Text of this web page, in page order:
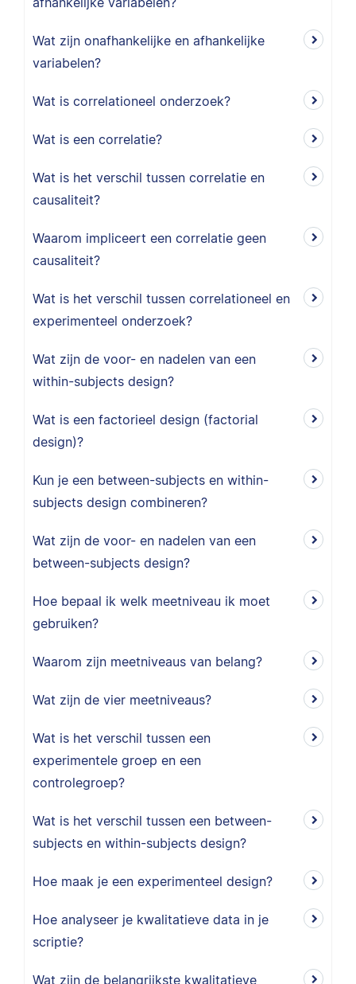
Wat zijn onafhankelijke en afhankelijke
variabelen?
Wat is correlationeel onderzoek?
Wat is een correlatie?
Wat is het verschil tussen correlatie en
causaliteit?
Waarom impliceert een correlatie geen
causaliteit?
Wat is het verschil tussen correlationeel en
experimenteel onderzoek?
Wat zijn de voor- en nadelen van een
within-subjects design?
Wat is een factorieel design (factorial
design)?
Kun je een between-subjects en within-
subjects design combineren?
Wat zijn de voor- en nadelen van een
between-subjects design?
Hoe bepaal ik welk meetniveau ik moet
gebruiken?
Waarom zijn meetniveaus van belang?
Wat zijn de vier meetniveaus?
Wat is het verschil tussen een
experimentele groep en een
controlegroep?
Wat is het verschil tussen een between-
subjects en within-subjects design?
Hoe maak je een experimenteel design?
Hoe analyseer je kwalitatieve data in je
scriptie?
Wat zijn de belangrijkste kwalitatieve